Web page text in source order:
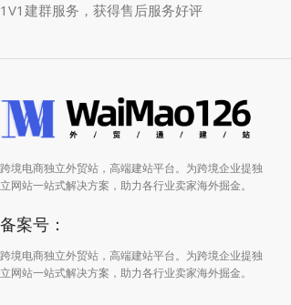
1V1建群服务，获得售后服务好评
跨境电商独立外贸站，高端建站平台。为跨境企业提独
立网站一站式解决方案，助力各行业卖家海外掘金。
备案号：
跨境电商独立外贸站，高端建站平台。为跨境企业提独
立网站一站式解决方案，助力各行业卖家海外掘金。